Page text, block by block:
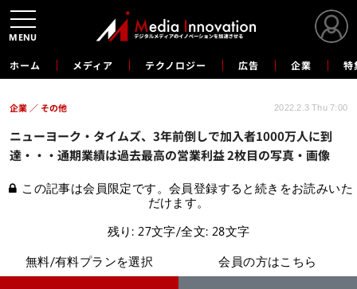
ホーム メディア テクノロジー 広告 企業 特
ニューヨーク・タイムズ、3年前倒しで加入者1000万人に到
達・・・通期業績は過去最高の営業利益 2枚目の写真・画像
企業 その他 2022.2.3 Thu 7:00
この記事は会員限定です。会員登録すると続きをお読みいた
だけます。
残り: 27文字/全文: 28文字
無料/有料プランを選択
会員の方はこちら
MENU